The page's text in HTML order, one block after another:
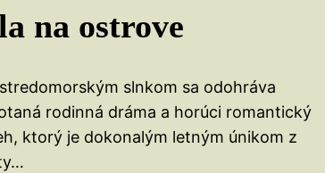
na ostrove
slnkom sa odohráva
rodinná dráma a horúci romantický
ktorý je dokonalým letným únikom z